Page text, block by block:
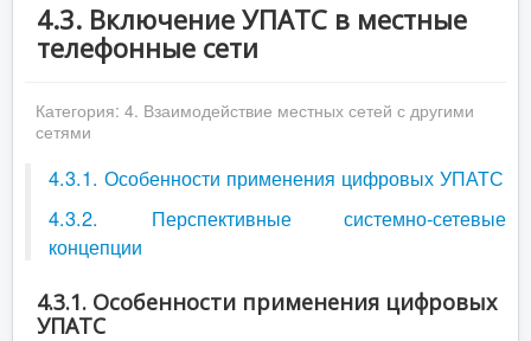
4.3. Включение УПАТС в местные
телефонные сети
Категория: 4. Взаимодействие местных сетей с другими
сетями
4.3.1. Особенности применения цифровых УПАТС
4.3.2. Перспективные системно-сетевые
концепции
4.3.1. Особенности применения цифровых
УПАТС